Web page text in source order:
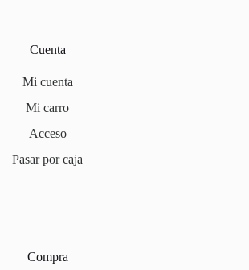
Cuenta
Mi cuenta
Mi carro
Acceso
Pasar por caja
Compra